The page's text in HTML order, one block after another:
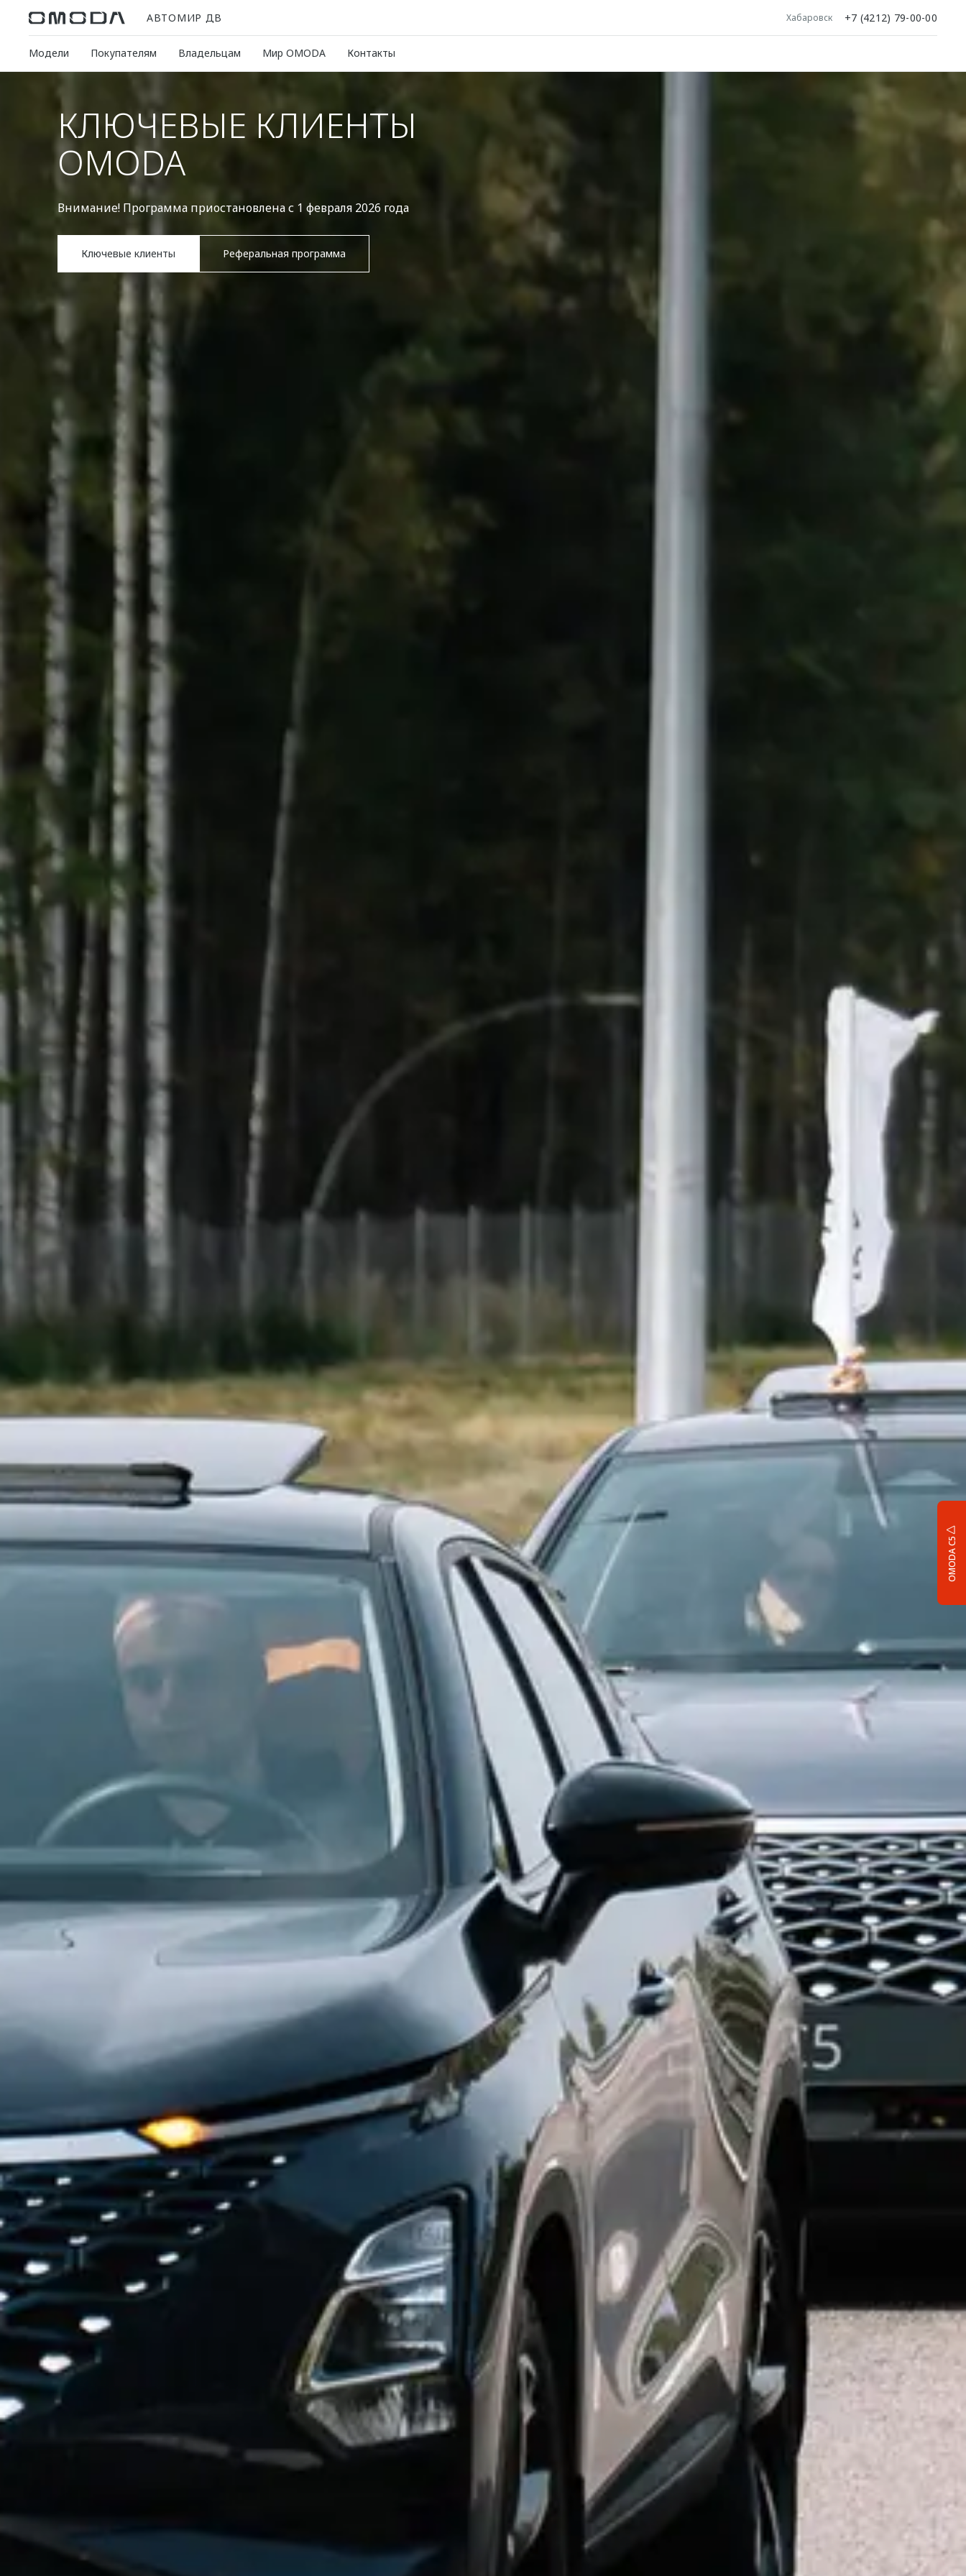
АВТОМИР ДВ Хабаровск +7 (4212) 79-00-00
Модели Покупателям Владельцам Мир OMODA Контакты
OMODA C5
КЛЮЧЕВЫЕ КЛИЕНТЫ
OMODA
Внимание! Программа приостановлена с 1 февраля 2026 года
Ключевые клиенты Реферальная программа